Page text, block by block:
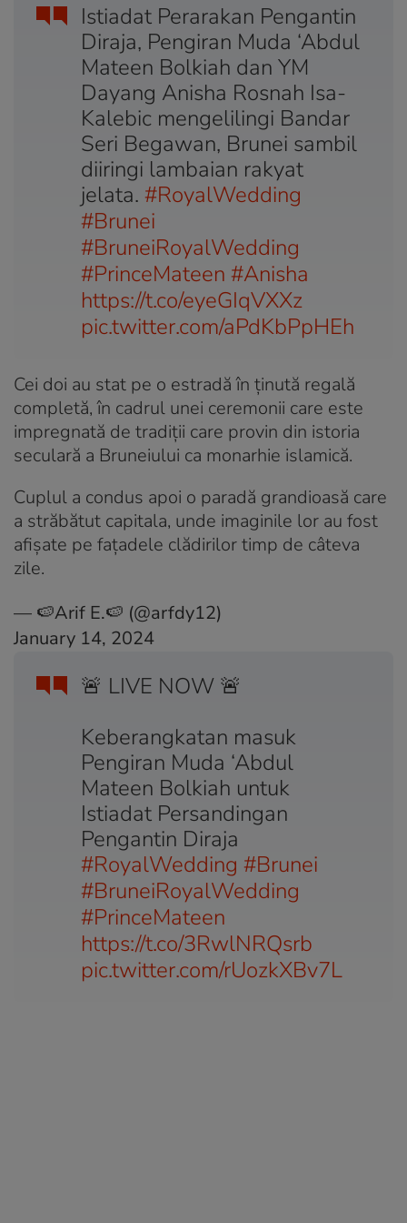
Istiadat Perarakan Pengantin
Diraja, Pengiran Muda ‘Abdul
Mateen Bolkiah dan YM
Dayang Anisha Rosnah Isa-
Kalebic mengelilingi Bandar
Seri Begawan, Brunei sambil
diiringi lambaian rakyat
jelata. #RoyalWedding
#Brunei
#BruneiRoyalWedding
#PrinceMateen #Anisha
https://t.co/eyeGIqVXXz
pic.twitter.com/aPdKbPpHEh
Cei doi au stat pe o estradă în ținută regală
completă, în cadrul unei ceremonii care este
impregnată de tradiţii care provin din istoria
seculară a Bruneiului ca monarhie islamică.
Cuplul a condus apoi o paradă grandioasă care
a străbătut capitala, unde imaginile lor au fost
afişate pe faţadele clădirilor timp de câteva
zile.
🚨 LIVE NOW 🚨
Keberangkatan masuk
Pengiran Muda ‘Abdul
Mateen Bolkiah untuk
Istiadat Persandingan
Pengantin Diraja
#RoyalWedding #Brunei
#BruneiRoyalWedding
#PrinceMateen
https://t.co/3RwlNRQsrb
pic.twitter.com/rUozkXBv7L
— 🍉Arif E.🍉 (@arfdy12)
January 14, 2024